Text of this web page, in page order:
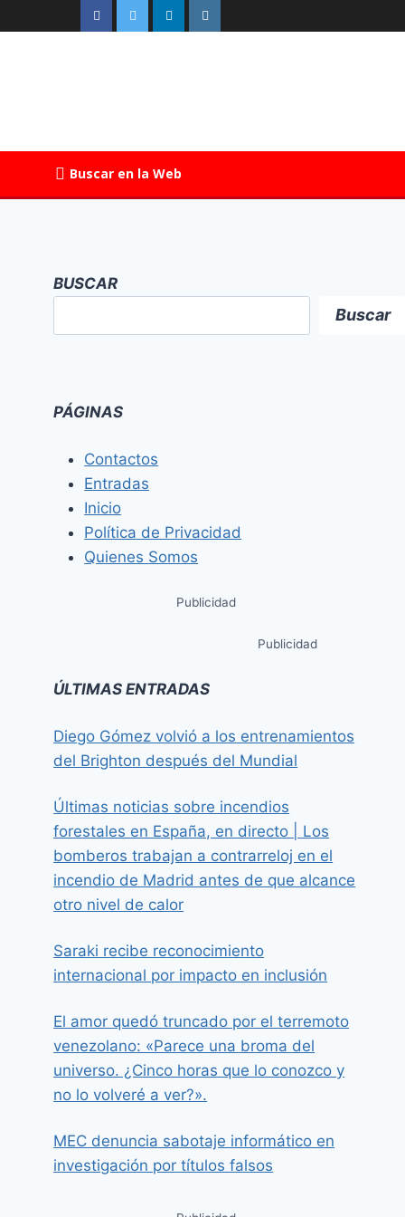
Buscar en la Web
BUSCAR
Buscar
PÁGINAS
Contactos
Entradas
Inicio
Política de Privacidad
Quienes Somos
Publicidad
Publicidad
ÚLTIMAS ENTRADAS
Diego Gómez volvió a los entrenamientos
del Brighton después del Mundial
Últimas noticias sobre incendios
forestales en España, en directo | Los
bomberos trabajan a contrarreloj en el
incendio de Madrid antes de que alcance
otro nivel de calor
Saraki recibe reconocimiento
internacional por impacto en inclusión
El amor quedó truncado por el terremoto
venezolano: «Parece una broma del
universo. ¿Cinco horas que lo conozco y
no lo volveré a ver?».
MEC denuncia sabotaje informático en
investigación por títulos falsos